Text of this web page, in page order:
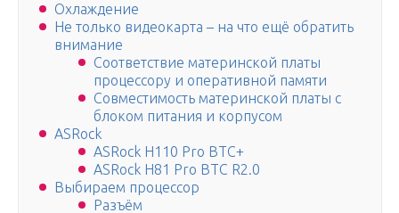
Охлаждение
Не только видеокарта – на что ещё обратить
внимание
Соответствие материнской платы
процессору и оперативной памяти
Совместимость материнской платы с
блоком питания и корпусом
ASRock
ASRock H110 Pro BTC+
ASRock H81 Pro BTC R2.0
Выбираем процессор
Разъём